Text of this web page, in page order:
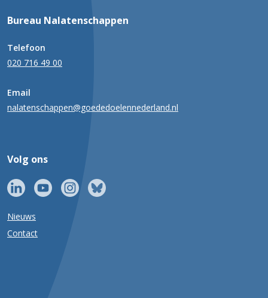
Bureau Nalatenschappen
Telefoon
020 716 49 00
Email
nalatenschappen@goededoelennederland.nl
Volg ons
Nieuws
Contact